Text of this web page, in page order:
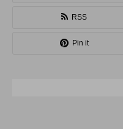
コンタクトジャグリング
RSS
Pin it